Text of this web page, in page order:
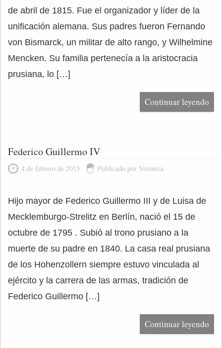
de abril de 1815. Fue el organizador y líder de la
unificación alemana. Sus padres fueron Fernando
von Bismarck, un militar de alto rango, y Wilhelmine
Mencken. Su familia pertenecía a la aristocracia
prusiana, lo […]
Continuar leyendo
Federico Guillermo IV
4 de febrero de 2013 Publicado por Verónica
Hijo mayor de Federico Guillermo III y de Luisa de
Mecklemburgo-Strelitz en Berlín, nació el 15 de
octubre de 1795 . Subió al trono prusiano a la
muerte de su padre en 1840. La casa real prusiana
de los Hohenzollern siempre estuvo vinculada al
ejército y la carrera de las armas, tradición de
Federico Guillermo […]
Continuar leyendo